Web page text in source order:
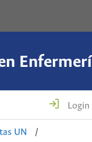
Login
UN
/